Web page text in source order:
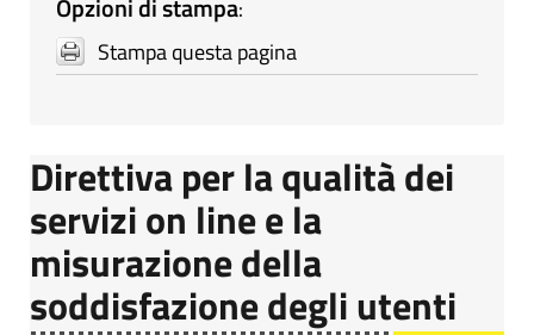
:
Stampa questa pagina
Direttiva per la qualità dei
servizi on line e la
misurazione della
soddisfazione degli utenti